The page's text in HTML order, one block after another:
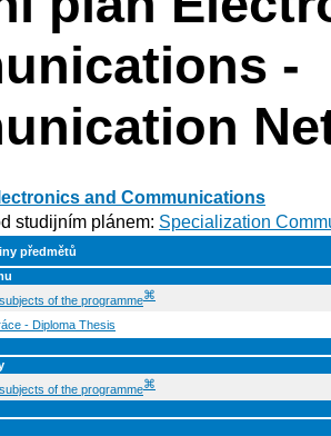
-
and Communications
studijním plánem: Specialization
předmětů
of the programme⌘
- Diploma Thesis
of the programme⌘